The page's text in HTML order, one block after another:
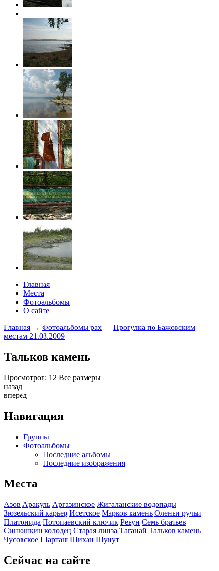
Главная
Места
Фотоальбомы
О сайте
Главная → Фотоальбомы pax → Прогулка по Бажовским
местам 21.03.2009
Тальков камень
Просмотров: 12 Все размеры
назад
вперед
Навигация
Группы
Фотоальбомы
Последние альбомы
Последние изображения
Места
Азов Аракуль Аргазинское Жигаланские водопады
Зюзельский карьер Исетское Марков камень Оленьи ручьи
Платонида Потопаевский ключик Ревун Семь братьев
Синюшкин колодец Старая линза Таганай Тальков камень
Чусовское Шарташ Шихан Шунут
Сейчас на сайте